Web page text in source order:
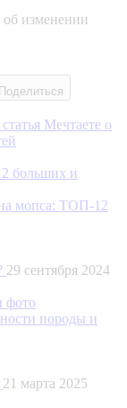
изменении
Поделиться
Мечтаете о
мопса: ТОП-12
29 сентября 2024
породы и
21 марта 2025